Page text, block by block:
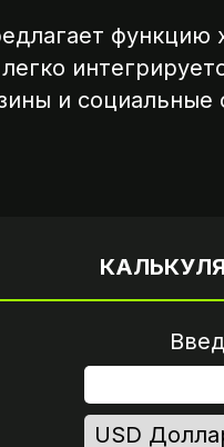
легко
и социальные